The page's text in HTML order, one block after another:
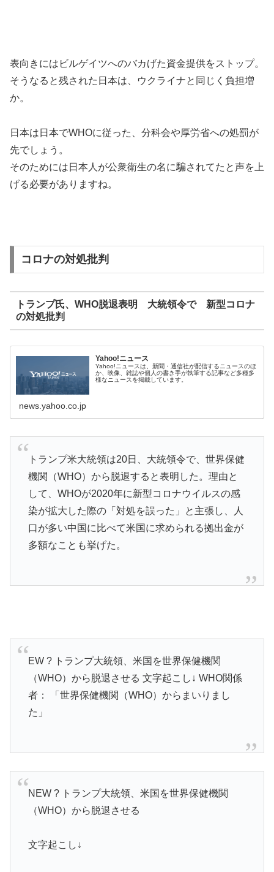
表向きにはビルゲイツへのバカげた資金提供をストップ。
そうなると残された日本は、ウクライナと同じく負担増
か。
日本は日本でWHOに従った、分科会や厚労省への処罰が
先でしょう。
そのためには日本人が公衆衛生の名に騙されてたと声を上
げる必要がありますね。
コロナの対処批判
トランプ氏、WHO脱退表明 大統領令で 新型コロナ
の対処批判
Yahoo!ニュース
Yahoo!ニュースは、新聞・通信社が配信するニュースのほ
か、映像、雑誌や個人の書き手が執筆する記事など多種多
様なニュースを掲載しています。
news.yahoo.co.jp
トランプ米大統領は20日、大統領令で、世界保健
機関（WHO）から脱退すると表明した。理由と
して、WHOが2020年に新型コロナウイルスの感
染が拡大した際の「対処を誤った」と主張し、人
口が多い中国に比べて米国に求められる拠出金が
多額なことも挙げた。
EW ? トランプ大統領、米国を世界保健機関
（WHO）から脱退させる 文字起こし↓ WHO関係
者： 「世界保健機関（WHO）からまいりまし
た」
NEW ? トランプ大統領、米国を世界保健機関
（WHO）から脱退させる
文字起こし↓